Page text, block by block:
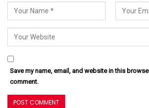
Save my name, email, and website in this
comment.